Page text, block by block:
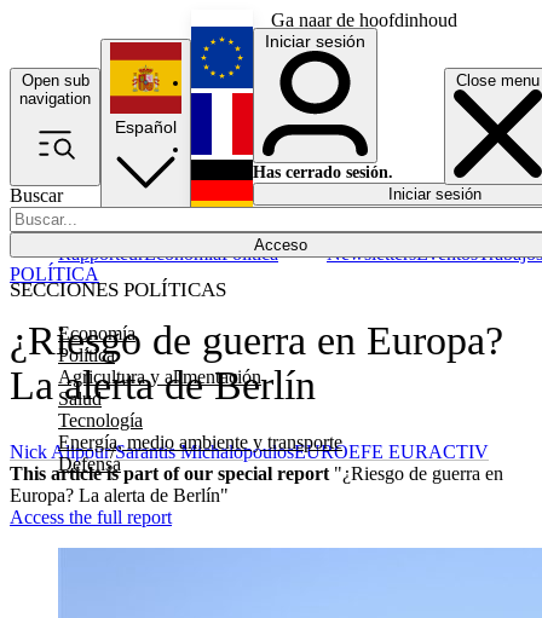
Ga naar de hoofdinhoud
Open sub
navigation
Close menu
Buscar
Acceso
SECCIONES POLÍTICAS
Economía
Política
Agricultura y alimentación
Salud
Tecnología
Energía, medio ambiente y transporte
Defensa
RapporteurEconomíaPolítica NewslettersEventosTrabajos
Español
English
Français
Iniciar sesión
Has cerrado sesión.
Iniciar sesión
¿Riesgo de guerra en Europa?
La alerta de Berlín
POLÍTICA
Nick Alipour/Sarantis MichalopoulosEUROEFE EURACTIV
This article is part of our special report "¿Riesgo de guerra en
Europa? La alerta de Berlín"
Access the full report